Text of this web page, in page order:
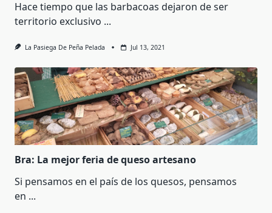
Hace tiempo que las barbacoas dejaron de ser
territorio exclusivo ...
La Pasiega De Peña Pelada Jul 13, 2021
Bra: La mejor feria de queso artesano
Si pensamos en el país de los quesos, pensamos
en ...